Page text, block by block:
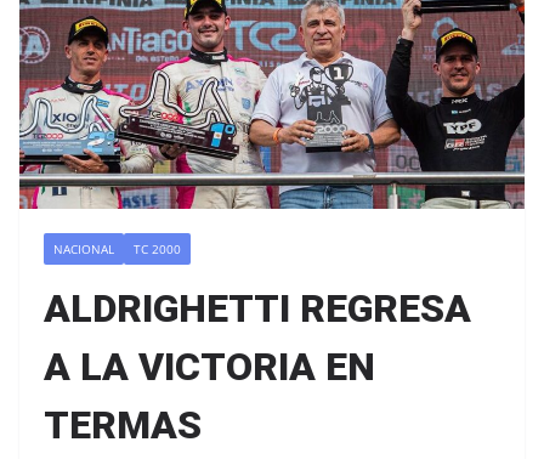
NACIONAL TC 2000
ALDRIGHETTI REGRESA
A LA VICTORIA EN
TERMAS